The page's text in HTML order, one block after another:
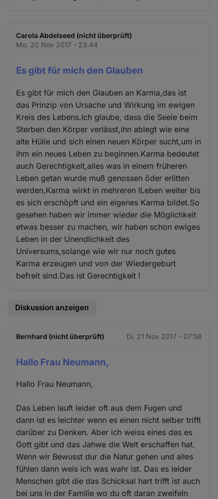
Carola Abdelseed (nicht überprüft)
Mo. 20 Nov 2017 - 23:44
Es gibt für mich den Glauben
Es gibt für mich den Glauben an Karma,das ist
das Prinzip von Ursache und Wirkung im ewigen
Kreis des Lebens.Ich glaube, dass die Seele beim
Sterben den Körper verlässt,ihn ablegt wie eine
alte Hülle und sich einen neuen Körper sucht,um in
ihm ein neues Leben zu beginnen.Karma bedeutet
auch Gerechtigkeit,alles was in einem früheren
Leben getan wurde muß genossen öder erlitten
werden,Karma wirkt in mehreren lLeben weiter bis
es sich erschöpft und ein eigenes Karma bildet.So
gesehen haben wir immer wieder die Möglichkeit
etwas besser zu machen, wir haben schon ewiges
Leben in der Unendlichkeit des
Universums,solange wie wir nur noch gutes
Karma erzeugen und von der Wiedergeburt
befreit sind.Das ist Gerechtigkeit !
Diskussion anzeigen
Bernhard (nicht überprüft) Di. 21 Nov 2017 - 07:58
Hallo Frau Neumann,
Hallo Frau Neumann,
Das Leben lauft leider oft aus dem Fugen und
dann ist es leichter wenn es einen nicht selber trifft
darüber zu Denken. Aber ich weiss eines das es
Gott gibt und das Jahwe die Welt erschaffen hat.
Wenn wir Bewusst dur die Natur gehen und alles
fühlen dann weis ich was wahr ist. Das es leider
Menschen gibt die das Schicksal hart trifft ist auch
bei uns in der Familie wo du oft daran zweifeln